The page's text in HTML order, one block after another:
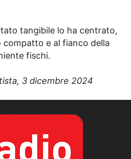
tangibile lo ha centrato,
compatto e al fianco della
fischi.
3 dicembre 2024